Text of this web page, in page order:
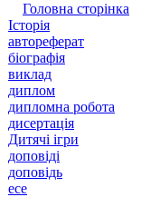
Головна сторінка
Історія
автореферат
біографія
виклад
диплом
дипломна робота
дисертація
Дитячі ігри
доповіді
доповідь
есе